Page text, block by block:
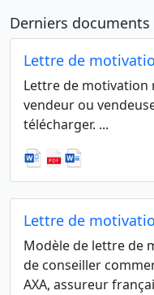
Derniers
Lettre de
Lettre de motivation
vendeur ou
télécharger. ...
Lettre de
Modèle de lettre de
de conseiller
AXA, assureur